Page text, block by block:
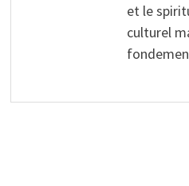
et le
culturel